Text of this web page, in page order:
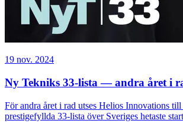
19 nov. 2024
Ny Tekniks 33-lista — andra året i
För andra året i rad utses Helios Innovations
prestigefyllda 33-lista över Sveriges hetaste